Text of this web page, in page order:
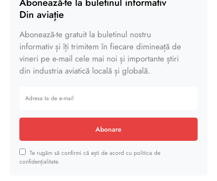
Din aviație
Abonează-te gratuit la buletinul nostru
informativ și îți trimitem în fiecare dimineață de
vineri pe e-mail cele mai noi și importante știri
din industria aviatică locală și globală.
Abonare
Te rugăm să confirmi că ești de acord cu politica de
confidențialitate.